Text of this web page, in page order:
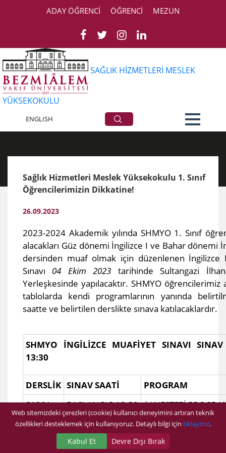
ADAY ÖĞRENCİ ÖĞRENCİ MEZUN
SAĞLIK HİZMETLERİ MESLEK
YÜKSEKOKULU
ENGLISH
Sağlık Hizmetleri Meslek Yüksekokulu 1. Sınıf
Öğrencilerimizin Dikkatine!
26.09.2023
2023-2024 Akademik yılında SHMYO 1. Sınıf
alacakları Güz dönemi İngilizce I ve Bahar dönemi
dersinden muaf olmak için düzenlenen İngilizce
Sınavı 04 Ekim 2023 tarihinde Sultangazi
Yerleşkesinde yapılacaktır. SHMYO öğrencilerimiz
tablolarda kendi programlarının yanında
saatte ve belirtilen derslikte sınava katılacaklardır.​
SHMYO İNGİLİZCE MUAFİYET SINAVI
13:30
DERSLİK SINAV SAATİ
PROGRAM​​
SA201
NOLU
DERSLİK
BAŞLANGIÇ:13:30
BİTİŞ :14:20
*ANESTEZİ
Web sitemizdeki çerezleri (cookie) kullanıcı deneyimini artıran teknik
özellikleri desteklemek için kullanıyoruz. Detaylı bilgi için tıklayınız.
Kabul Et Devre Dışı Bırak